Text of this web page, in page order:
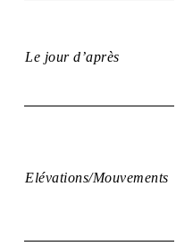
Le jour d’après
Elévations/Mouvements